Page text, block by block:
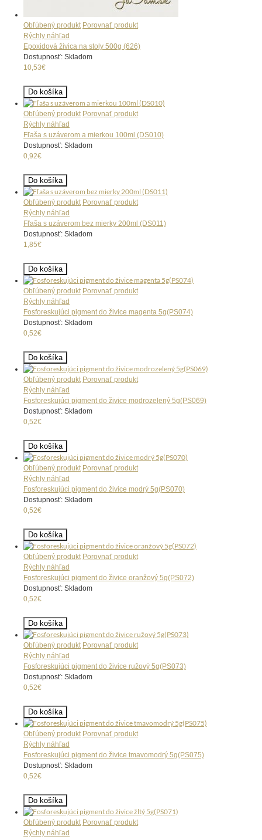
Obľúbený produkt Porovnať produkt
Rýchly náhľad
Epoxidová živica na stoly 500g (626)
Dostupnosť: Skladom
10,53€
Do košíka
Obľúbený produkt Porovnať produkt
Rýchly náhľad
Fľaša s uzáverom a mierkou 100ml (DS010)
Dostupnosť: Skladom
0,92€
Do košíka
Obľúbený produkt Porovnať produkt
Rýchly náhľad
Fľaša s uzáverom bez mierky 200ml (DS011)
Dostupnosť: Skladom
1,85€
Do košíka
Obľúbený produkt Porovnať produkt
Rýchly náhľad
Fosforeskujúci pigment do živice magenta 5g(PS074)
Dostupnosť: Skladom
0,52€
Do košíka
Obľúbený produkt Porovnať produkt
Rýchly náhľad
Fosforeskujúci pigment do živice modrozelený 5g(PS069)
Dostupnosť: Skladom
0,52€
Do košíka
Obľúbený produkt Porovnať produkt
Rýchly náhľad
Fosforeskujúci pigment do živice modrý 5g(PS070)
Dostupnosť: Skladom
0,52€
Do košíka
Obľúbený produkt Porovnať produkt
Rýchly náhľad
Fosforeskujúci pigment do živice oranžový 5g(PS072)
Dostupnosť: Skladom
0,52€
Do košíka
Obľúbený produkt Porovnať produkt
Rýchly náhľad
Fosforeskujúci pigment do živice ružový 5g(PS073)
Dostupnosť: Skladom
0,52€
Do košíka
Obľúbený produkt Porovnať produkt
Rýchly náhľad
Fosforeskujúci pigment do živice tmavomodrý 5g(PS075)
Dostupnosť: Skladom
0,52€
Do košíka
Obľúbený produkt Porovnať produkt
Rýchly náhľad